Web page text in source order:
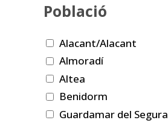
Població
Alacant/Alacant
Almoradí
Altea
Benidorm
Guardamar del Segura